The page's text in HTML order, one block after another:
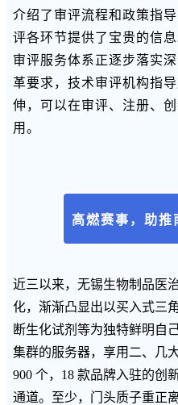
介绍了审评流程和政策指
评各环节提供了宝贵的信
审评服务体系正逐步落实
革要求，技术审评机构指
伸，可以在审评、注册、
用。
高燃赛事，助推
近三以来，无锡生物制品医
化，渐渐凸显出以买入式三
断生化试剂等为独特鲜明自
集群的服务器，享用二、几
900 个，18 款品牌入驻的创
通道。至少，门头质子重正